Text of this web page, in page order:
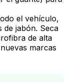
el vehículo,
de jabón. Seca
de alta
marcas